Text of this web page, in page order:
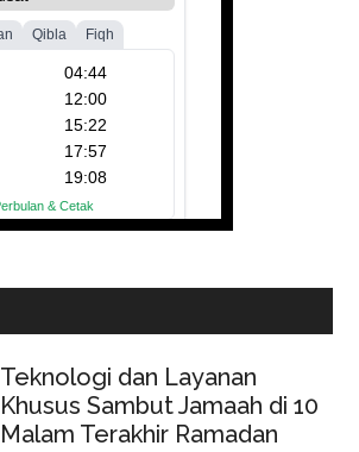
Teknologi dan Layanan
Khusus Sambut Jamaah di 10
Malam Terakhir Ramadan